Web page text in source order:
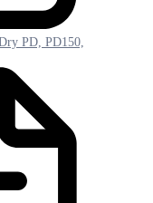
PD, PD150,